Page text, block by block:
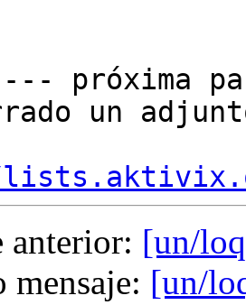
próxima
un
anterior: [un/
[un/